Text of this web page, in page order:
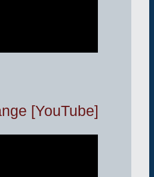
[YouTube]